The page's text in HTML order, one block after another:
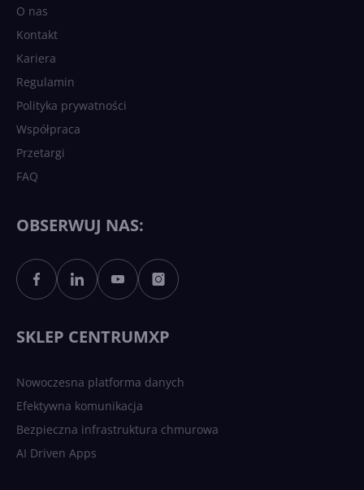
O nas
Kontakt
Kariera
Regulamin
Polityka prywatności
Współpraca
Przetargi
FAQ
OBSERWUJ NAS:
SKLEP CENTRUMXP
Nowoczesna platforma danych
Efektywna komunikacja
Bezpieczna infrastruktura chmurowa
AI Driven Apps